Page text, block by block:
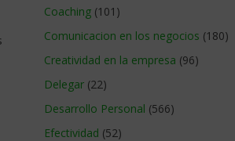
Coaching (101)
Comunicacion en los negocios (180)
Creatividad en la empresa (96)
Delegar (22)
Desarrollo Personal (566)
Efectividad (52)